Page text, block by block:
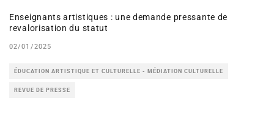
Enseignants artistiques : une demande pressante de
revalorisation du statut
02/01/2025
ÉDUCATION ARTISTIQUE ET CULTURELLE - MÉDIATION CULTURELLE
REVUE DE PRESSE